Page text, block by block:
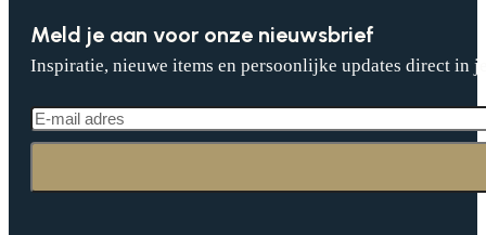
Meld je aan voor onze nieuwsbrief
Inspiratie, nieuwe items en persoonlijke updates direct in